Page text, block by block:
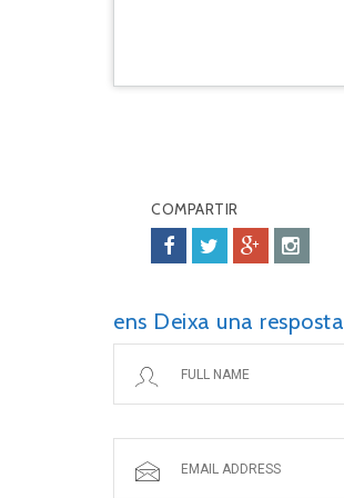
COMPARTIR
ens Deixa una resposta